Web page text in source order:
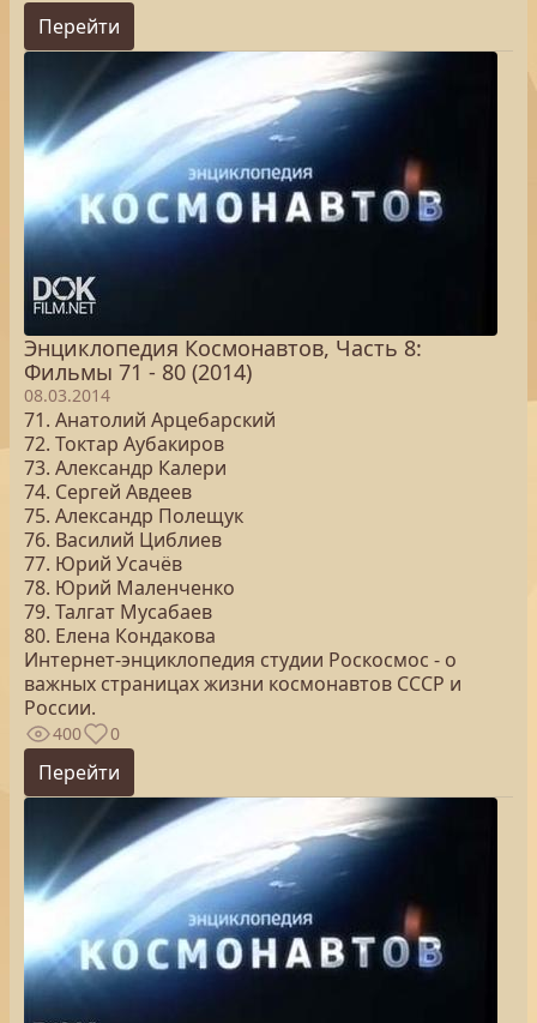
Перейти
Энциклопедия Космонавтов, Часть 8:
Фильмы 71 - 80 (2014)
08.03.2014
71. Анатолий Арцебарский
72. Токтар Аубакиров
73. Александр Калери
74. Сергей Авдеев
75. Александр Полещук
76. Василий Циблиев
77. Юрий Усачёв
78. Юрий Маленченко
79. Талгат Мусабаев
80. Елена Кондакова
Интернет-энциклопедия студии Роскосмос - о
важных страницах жизни космонавтов СССР и
России.
400 0
Перейти